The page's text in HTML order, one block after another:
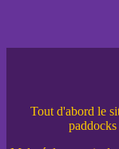
Tout d'abord le